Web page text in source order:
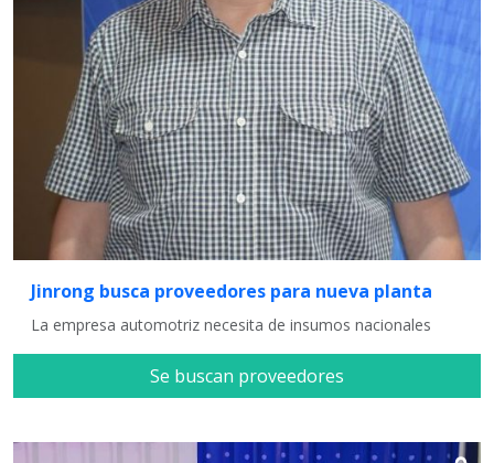
Jinrong busca proveedores para nueva planta
La empresa automotriz necesita de insumos nacionales
Se buscan proveedores